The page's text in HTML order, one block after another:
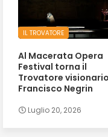
IL TROVATORE
Al Macerata Opera
Festival torna il
Trovatore
Francisco Negrin
Luglio 20, 2026